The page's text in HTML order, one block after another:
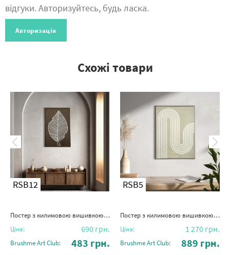
відгуки. Авторизуйтесь, будь ласка.
Авторизація
Схожі товари
RSB12
Постер з килимовою вишивкою "Спокій листка"
Ціна: 690 грн.
Brushme Art Club: 483 грн.
RSB5
Постер з килимовою вишивкою "Лабіринт думок"
Ціна: 1 270 грн.
Brushme Art Club: 889 грн.